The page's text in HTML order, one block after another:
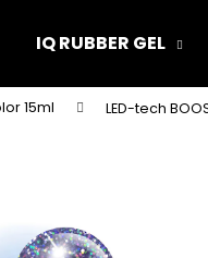
IQ RUBBER GEL
15ml LED-tech
najít?